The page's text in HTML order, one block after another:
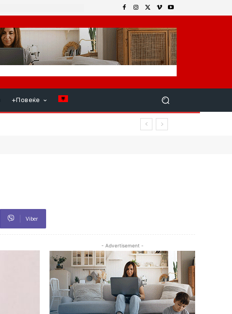
+Повеќе
Viber
- Advertisement -